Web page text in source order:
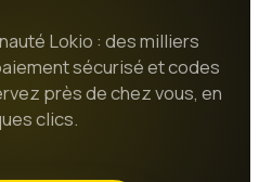
Lokio : des milliers
sécurisé et codes
près de chez vous, en
clics.